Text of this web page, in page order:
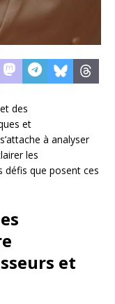
et des
et
à analyser
les
défis que posent ces
et